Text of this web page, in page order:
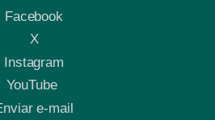
Facebook
X
Instagram
YouTube
e-mail